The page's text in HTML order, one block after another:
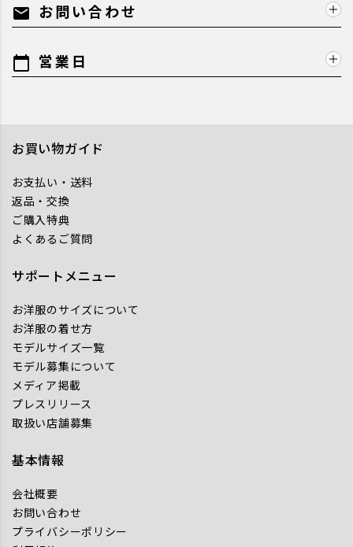
mail お問い合わせ
calendar_today 営業日
お買い物ガイド
お支払い・送料
返品・交換
ご購入特典
よくあるご質問
サポートメニュー
お洋服のサイズについて
お洋服の着せ方
モデルサイズ一覧
モデル募集について
メディア掲載
プレスリリース
取扱い店舗募集
基本情報
会社概要
お問い合わせ
プライバシーポリシー